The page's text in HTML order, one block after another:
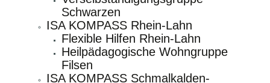
Schwarzen
ISA KOMPASS Rhein-Lahn
Flexible Hilfen Rhein-Lahn
Heilpädagogische Wohngruppe
Filsen
ISA KOMPASS Schmalkalden-